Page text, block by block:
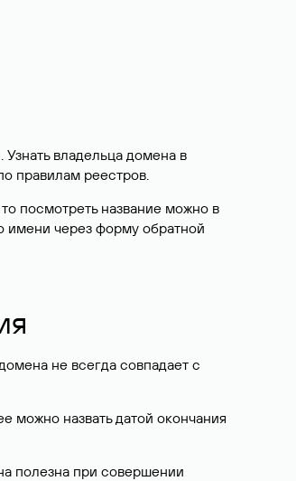
владельца домена в
правилам реестров.
посмотреть название можно в
имени через форму обратной
не всегда совпадает с
можно назвать датой окончания
полезна при совершении